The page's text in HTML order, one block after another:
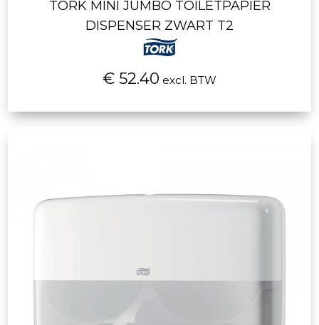
TORK MINI JUMBO TOILETPAPIER
DISPENSER ZWART T2
€ 52.40 excl. BTW